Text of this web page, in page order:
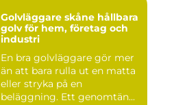
Golvläggare skåne hållbara
golv för hem, företag och
industri
En bra golvläggare gör mer
än att bara rulla ut en matta
eller stryka på en
beläggning. Ett genomtän...